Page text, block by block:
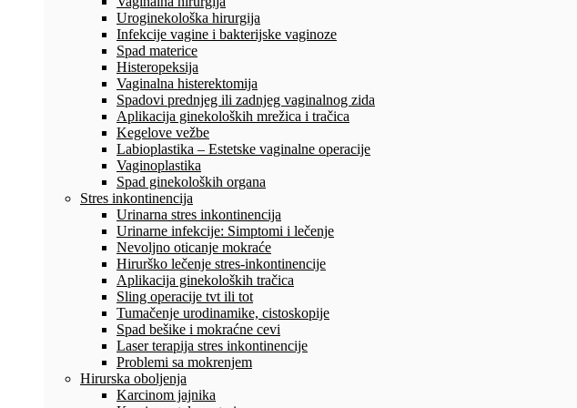
Uroginekološka hirurgija
Infekcije vagine i bakterijske vaginoze
Spad materice
Histeropeksija
Vaginalna histerektomija
Spadovi prednjeg ili zadnjeg vaginalnog zida
Aplikacija ginekoloških mrežica i tračica
Kegelove vežbe
Labioplastika – Estetske vaginalne operacije
Vaginoplastika
Spad ginekoloških organa
Stres inkontinencija
Urinarna stres inkontinencija
Urinarne infekcije: Simptomi i lečenje
Nevoljno oticanje mokraće
Hirurško lečenje stres-inkontinencije
Aplikacija ginekoloških tračica
Sling operacije tvt ili tot
Tumačenje urodinamike, cistoskopije
Spad bešike i mokraćne cevi
Laser terapija stres inkontinencije
Problemi sa mokrenjem
Hirurska oboljenja
Karcinom jajnika